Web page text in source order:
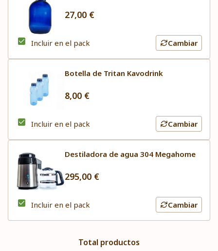
27,00 €
Incluir en el pack Cambiar
Botella de Tritan Kavodrink
8,00 €
Incluir en el pack Cambiar
Destiladora de agua 304 Megahome
295,00 €
Incluir en el pack Cambiar
Total productos